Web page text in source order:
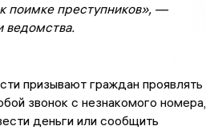
поимке преступников», —
ведомства.
призывают граждан проявлять
звонок с незнакомого номера,
деньги или сообщить